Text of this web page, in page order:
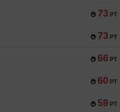
73 PT
73 PT
66 PT
60 PT
59 PT